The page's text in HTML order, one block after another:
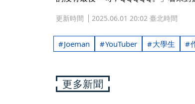
更新時間 2025.06.01 20:02 臺北時間
Joeman YouTuber 大學生
更多新聞